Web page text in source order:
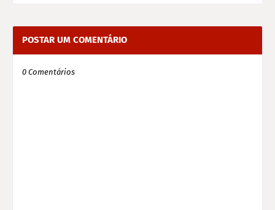
POSTAR UM COMENTÁRIO
0 Comentários